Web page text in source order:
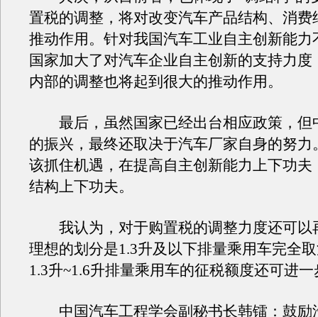
置税的调整，将对改变汽车产品结构、消费
推动作用。针对我国汽车工业自主创新能力
国家加大了对汽车企业自主创新的支持力度
内部的调整也将起到很大的推动作用。
最后，虽然国家已经出台相应政策，但
的振兴，最终还取决于汽车厂家自身的努力
该抓住机遇，在提高自主创新能力上下功夫
结构上下功夫。
我认为，对于购置税的调整力度还可以
理想的划分是1.3升及以下排量乘用车完全
1.3升~1.6升排量乘用车的征税额度还可进
中国汽车工程学会副秘书长韩镭：鼓励